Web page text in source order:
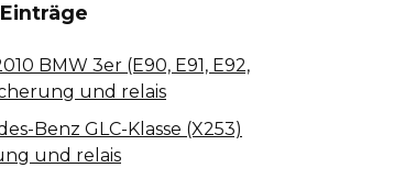
BMW 3er (E90, E91, E92,
und relais
Benz GLC-Klasse (X253)
und relais